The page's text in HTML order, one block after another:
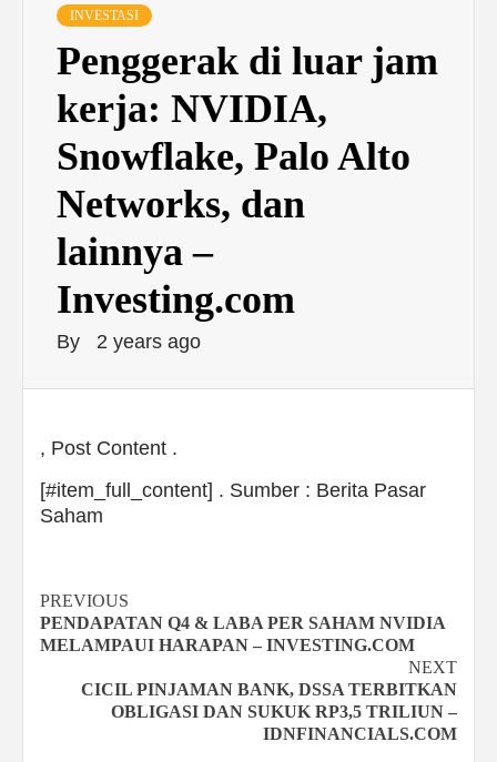
INVESTASI
Penggerak di luar jam
kerja: NVIDIA,
Snowflake, Palo Alto
Networks, dan
lainnya –
Investing.com
By 2 years ago
, Post Content .
[#item_full_content] . Sumber : Berita Pasar
Saham
Continue
Reading
PREVIOUS
PENDAPATAN Q4 & LABA PER SAHAM NVIDIA
MELAMPAUI HARAPAN – INVESTING.COM
NEXT
CICIL PINJAMAN BANK, DSSA TERBITKAN
OBLIGASI DAN SUKUK RP3,5 TRILIUN –
IDNFINANCIALS.COM